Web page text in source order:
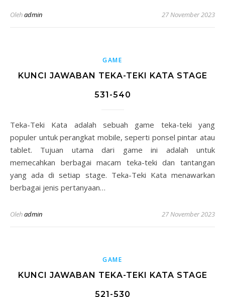
Olehadmin 27 November 2023
GAME
KUNCI JAWABAN TEKA-TEKI KATA STAGE
531-540
Teka-Teki Kata adalah sebuah game teka-teki yang
populer untuk perangkat mobile, seperti ponsel pintar atau
tablet. Tujuan utama dari game ini adalah untuk
memecahkan berbagai macam teka-teki dan tantangan
yang ada di setiap stage. Teka-Teki Kata menawarkan
berbagai jenis pertanyaan…
Olehadmin 27 November 2023
GAME
KUNCI JAWABAN TEKA-TEKI KATA STAGE
521-530